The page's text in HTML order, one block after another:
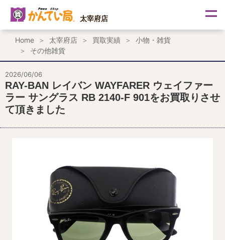
ス
プ
太宰府店
Home 太宰府店 買取実績
小物・雑貨
その他雑貨
2026/06/06
RAY-BAN レイバン WAYFARER ウェイファー
ラー サングラス RB 2140-F 901をお買取りさせ
て頂きました